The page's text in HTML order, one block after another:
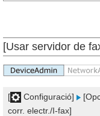
[Usar servidor de
[ Configuració]
corr. electr./I-fax]